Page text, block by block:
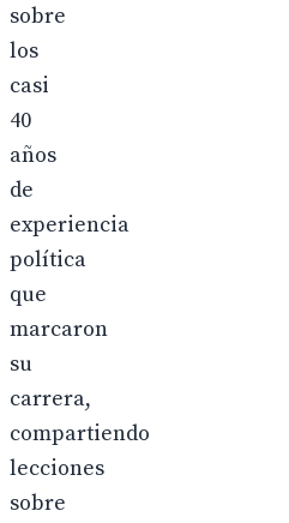
sobre
los
casi
40
años
de
experiencia
política
que
marcaron
su
carrera,
compartiendo
lecciones
sobre